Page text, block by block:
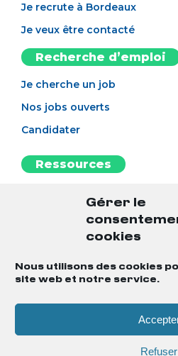
Gérer le
cookies
Nous utilisons des cookies
site web et notre service.
Refuser
Je recrute à Bordeaux
Je veux être contacté
Recherche d’emploi
Je cherche un job
Nos jobs ouverts
Candidater
Ressources
Notre MasterClass